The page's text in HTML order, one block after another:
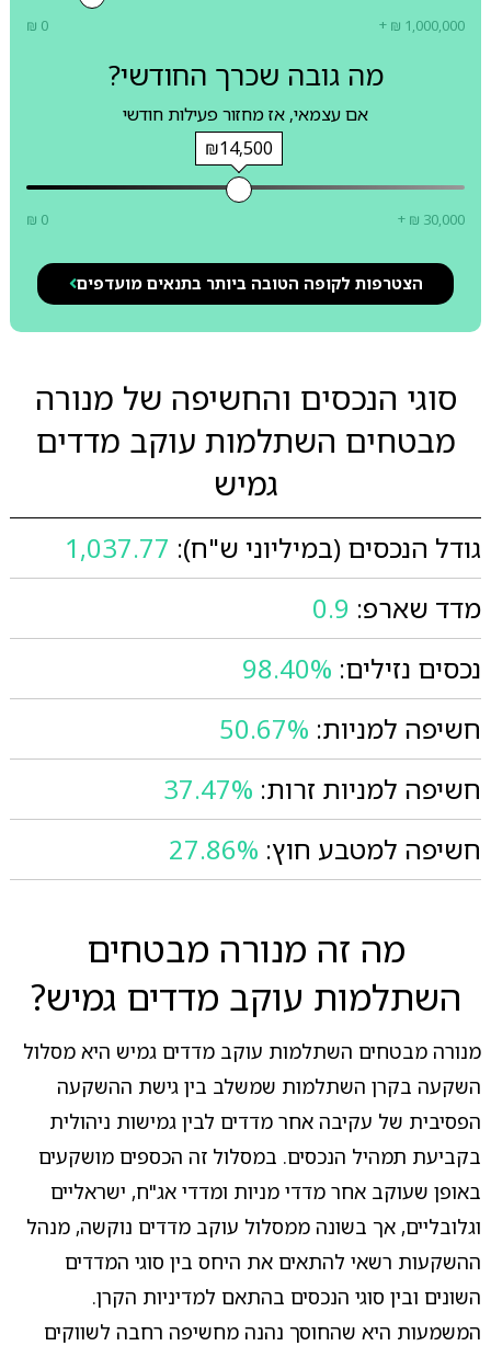
₪ 0 + ₪ 1,000,000
מה גובה שכרך החודשי?
אם עצמאי, אז מחזור פעילות חודשי
₪14,500
₪ 0 + ₪ 30,000
הצטרפות לקופה הטובה ביותר בתנאים מועדפים
סוגי הנכסים והחשיפה של מנורה
מבטחים השתלמות עוקב מדדים
גמיש
גודל הנכסים (במיליוני ש"ח): 1,037.77
מדד שארפ: 0.9
נכסים נזילים: 98.40%
חשיפה למניות: 50.67%
חשיפה למניות זרות: 37.47%
חשיפה למטבע חוץ: 27.86%
מה זה מנורה מבטחים
השתלמות עוקב מדדים גמיש?
מנורה מבטחים השתלמות עוקב מדדים גמיש היא מסלול
השקעה בקרן השתלמות שמשלב בין גישת ההשקעה
הפסיבית של עקיבה אחר מדדים לבין גמישות ניהולית
בקביעת תמהיל הנכסים. במסלול זה הכספים מושקעים
באופן שעוקב אחר מדדי מניות ומדדי אג"ח, ישראליים
וגלובליים, אך בשונה ממסלול עוקב מדדים נוקשה, מנהל
ההשקעות רשאי להתאים את היחס בין סוגי המדדים
השונים ובין סוגי הנכסים בהתאם למדיניות הקרן.
המשמעות היא שהחוסך נהנה מחשיפה רחבה לשווקים